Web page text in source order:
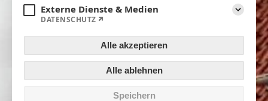
Externe Dienste & Medien
DATENSCHUTZ
Alle akzeptieren
Alle ablehnen
Speichern